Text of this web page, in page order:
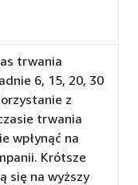
trwania
6, 15, 20, 30
z
trwania
wpłynąć na
Krótsze
się na wyższy